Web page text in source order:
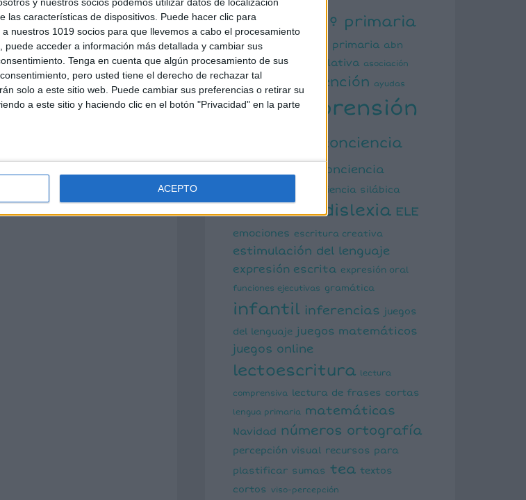
las características de dispositivos. Puede hacer clic para
nuestros 1019 socios para que llevemos a cabo el procesamiento
acceder a información más detallada y cambiar sus
Tenga en cuenta que algún procesamiento de sus
pero usted tiene el derecho de rechazar tal
solo a este sitio web. Puede cambiar sus preferencias o retirar su
a este sitio y haciendo clic en el botón "Privacidad" en la parte
ACEPTO
primaria
4º primaria
5º primaria 6º primaria abn
actividad manipulativa asociación
atención ayudas
comprensión
conciencia
conciencia
conciencia silábica
cálculo mental dislexia ELE
emociones escritura creativa
estimulación del lenguaje
expresión escrita expresión oral
funciones ejecutivas gramática
infantil inferencias juegos
del lenguaje juegos matemáticos
juegos online
lectoescritura lectura
comprensiva lectura de frases cortas
lengua primaria matemáticas
Navidad números ortografía
percepción visual recursos para
plastificar sumas tea textos
cortos
viso-percepción